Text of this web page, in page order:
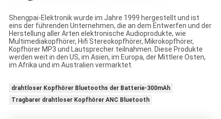
Shengpai-Elektronik wurde im Jahre 1999 hergestellt und ist
eins der führenden Unternehmen, die an dem Entwerfen und der
Herstellung aller Arten elektronische Audioprodukte, wie
Multimediakopfhörer, Hifi Stereokopfhörer, Mikrokopfhörer,
Kopfhörer MP3 und Lautsprecher teilnahmen. Diese Produkte
werden weit in den US, im Asien, im Europa, der Mittlere Osten,
im Afrika und im Australien vermarktet.
drahtloser Kopfhörer Bluetooths der Batterie-300mAh
Tragbarer drahtloser Kopfhörer ANC Bluetooth